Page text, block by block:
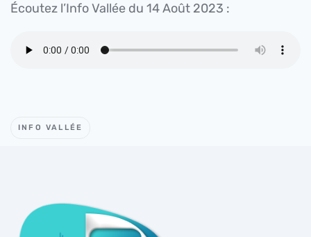
Écoutez l’Info Vallée du 14 Août 2023 :
INFO VALLÉE